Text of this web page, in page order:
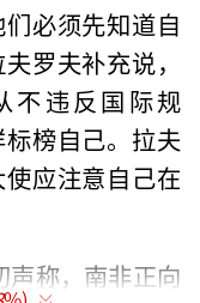
必须先知道自
罗夫补充说，
不违反国际规
榜自己。拉夫
应注意自己在
声称，南非正向